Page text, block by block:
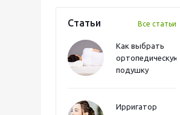
Статьи Все статьи
Как выбрать
ортопедическую
подушку
Ирригатор